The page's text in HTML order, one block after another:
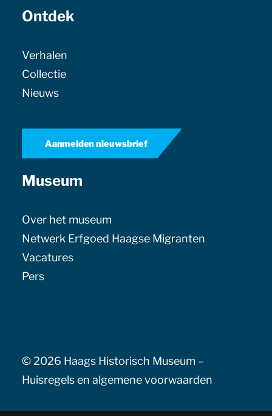
Ontdek
Verhalen
Collectie
Nieuws
Aanmelden nieuwsbrief
Museum
Over het museum
Netwerk Erfgoed Haagse Migranten
Vacatures
Pers
© 2026 Haags Historisch Museum –
Huisregels en algemene voorwaarden